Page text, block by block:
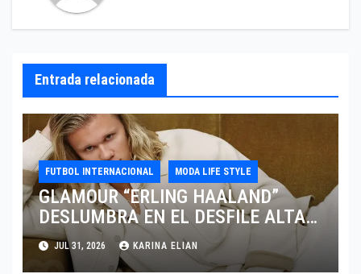
Entrada relacionada
FUTBOL INTERNACIONAL MODA LIFE STYLE
GLAMOUR “ERLING HAALAND”
DESLUMBRA EN EL DESFILE ALTA
SARTORIA DE DOLCE & GABBANA
TRAS EL MUNDIAL 2026
JUL 31, 2026 KARINA ELIAN